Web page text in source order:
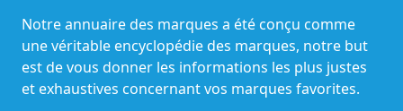
Notre annuaire des marques a été conçu comme
une véritable encyclopédie des marques, notre but
est de vous donner les informations les plus justes
et exhaustives concernant vos marques favorites.